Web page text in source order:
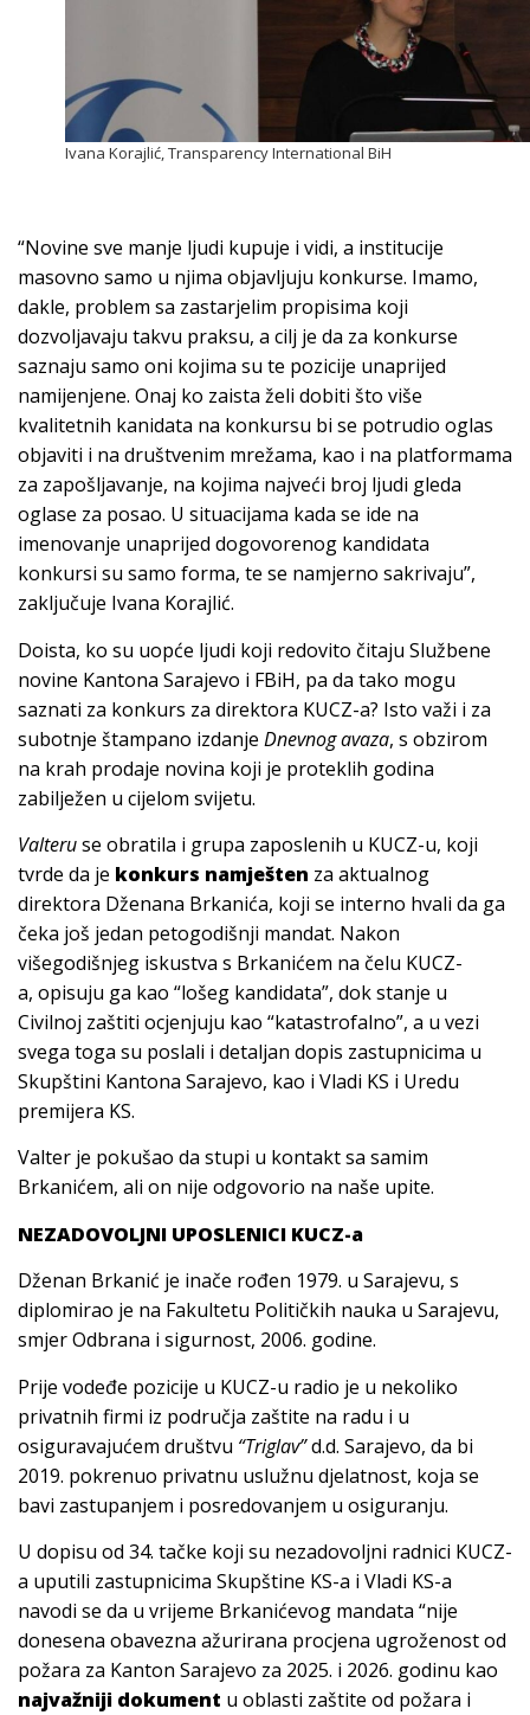
Ivana Korajlić, Transparency International BiH
“Novine sve manje ljudi kupuje i vidi, a institucije
masovno samo u njima objavljuju konkurse. Imamo,
dakle, problem sa zastarjelim propisima koji
dozvoljavaju takvu praksu, a cilj je da za konkurse
saznaju samo oni kojima su te pozicije unaprijed
namijenjene. Onaj ko zaista želi dobiti što više
kvalitetnih kanidata na konkursu bi se potrudio oglas
objaviti i na društvenim mrežama, kao i na platformama
za zapošljavanje, na kojima najveći broj ljudi gleda
oglase za posao. U situacijama kada se ide na
imenovanje unaprijed dogovorenog kandidata
konkursi su samo forma, te se namjerno sakrivaju”,
zaključuje Ivana Korajlić.
Doista, ko su uopće ljudi koji redovito čitaju Službene
novine Kantona Sarajevo i FBiH, pa da tako mogu
saznati za konkurs za direktora KUCZ-a? Isto važi i za
subotnje štampano izdanje Dnevnog avaza, s obzirom
na krah prodaje novina koji je proteklih godina
zabilježen u cijelom svijetu.
Valteruse obratila i grupa zaposlenih u KUCZ-u, koji
tvrde da je konkurs namješten za aktualnog
direktora Dženana Brkanića, koji se interno hvali da ga
čeka još jedan petogodišnji mandat. Nakon
višegodišnjeg iskustva s Brkanićem na čelu KUCZ-
a, opisuju ga kao “lošeg kandidata”, dok stanje u
Civilnoj zaštiti ocjenjuju kao “katastrofalno”, a u vezi
svega toga su poslali i detaljan dopis zastupnicima u
Skupštini Kantona Sarajevo, kao i Vladi KS i Uredu
premijera KS.
Valter je pokušao da stupi u kontakt sa samim
Brkanićem, ali on nije odgovorio na naše upite.
NEZADOVOLJNI UPOSLENICI KUCZ-a
Dženan Brkanić je inače rođen 1979. u Sarajevu, s
diplomirao je na Fakultetu Političkih nauka u Sarajevu,
smjer Odbrana i sigurnost, 2006. godine.
Prije vodeđe pozicije u KUCZ-u radio je u nekoliko
privatnih firmi iz područja zaštite na radu i u
osiguravajućem društvu “Triglav”d.d. Sarajevo, da bi
2019. pokrenuo privatnu uslužnu djelatnost, koja se
bavi zastupanjem i posredovanjem u osiguranju.
U dopisu od 34. tačke koji su nezadovoljni radnici KUCZ-
a uputili zastupnicima Skupštine KS-a i Vladi KS-a
navodi se da u vrijeme Brkanićevog mandata “nije
donesena obavezna ažurirana procjena ugroženost od
požara za Kanton Sarajevo za 2025. i 2026. godinu kao
najvažniji dokument u oblasti zaštite od požara i